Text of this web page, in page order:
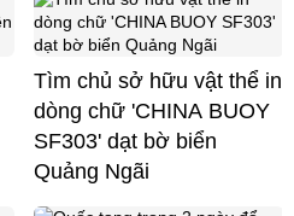
Tìm chủ sở hữu vật thể in
dòng chữ 'CHINA BUOY
SF303' dạt bờ biển
Quảng Ngãi